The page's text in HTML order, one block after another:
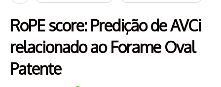
RoPE score: Predição de AVCi
relacionado ao Forame Oval
Patente